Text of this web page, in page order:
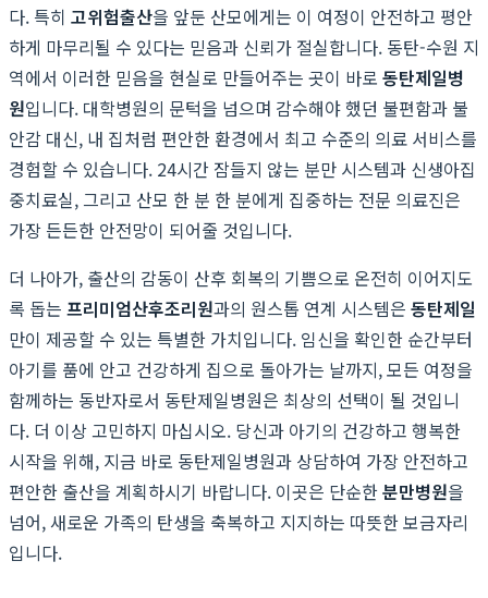
다. 특히 고위험출산을 앞둔 산모에게는 이 여정이 안전하고 평안
하게 마무리될 수 있다는 믿음과 신뢰가 절실합니다. 동탄-수원 지
역에서 이러한 믿음을 현실로 만들어주는 곳이 바로 동탄제일병
원입니다. 대학병원의 문턱을 넘으며 감수해야 했던 불편함과 불
안감 대신, 내 집처럼 편안한 환경에서 최고 수준의 의료 서비스를
경험할 수 있습니다. 24시간 잠들지 않는 분만 시스템과 신생아집
중치료실, 그리고 산모 한 분 한 분에게 집중하는 전문 의료진은
가장 든든한 안전망이 되어줄 것입니다.
더 나아가, 출산의 감동이 산후 회복의 기쁨으로 온전히 이어지도
록 돕는 프리미엄산후조리원과의 원스톱 연계 시스템은 동탄제일
만이 제공할 수 있는 특별한 가치입니다. 임신을 확인한 순간부터
아기를 품에 안고 건강하게 집으로 돌아가는 날까지, 모든 여정을
함께하는 동반자로서 동탄제일병원은 최상의 선택이 될 것입니
다. 더 이상 고민하지 마십시오. 당신과 아기의 건강하고 행복한
시작을 위해, 지금 바로 동탄제일병원과 상담하여 가장 안전하고
편안한 출산을 계획하시기 바랍니다. 이곳은 단순한분만병원을
넘어, 새로운 가족의 탄생을 축복하고 지지하는 따뜻한 보금자리
입니다.